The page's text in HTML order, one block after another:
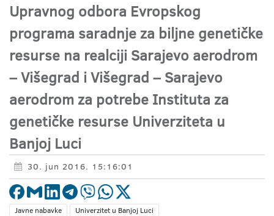
Upravnog odbora Evropskog
programa saradnje za biljne genetičke
resurse na realciji Sarajevo aerodrom
– Višegrad i Višegrad – Sarajevo
aerodrom za potrebe Instituta za
genetičke resurse Univerziteta u
Banjoj Luci
30. jun 2016. 15:16:01
Javne nabavke
Univerzitet u Banjoj Luci